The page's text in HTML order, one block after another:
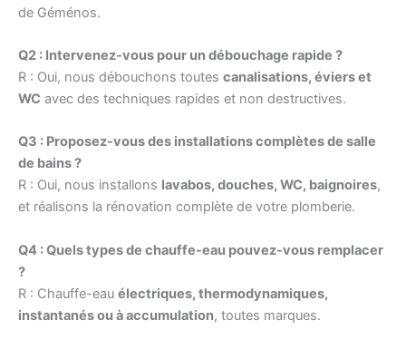
de Géménos.
Q2 : Intervenez-vous pour un débouchage rapide ?
R : Oui, nous débouchons toutes canalisations, éviers et
WC avec des techniques rapides et non destructives.
Q3 : Proposez-vous des installations complètes de salle
de bains ?
R : Oui, nous installons lavabos, douches, WC, baignoires,
et réalisons la rénovation complète de votre plomberie.
Q4 : Quels types de chauffe-eau pouvez-vous remplacer
?
R : Chauffe-eau électriques, thermodynamiques,
instantanés ou à accumulation, toutes marques.